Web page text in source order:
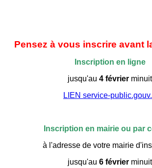
Pensez à vous inscrire avant
Inscription en ligne
jusqu'au 4 février minuit
LIEN service-
Inscription en mairie ou par
à l'adresse de votre mairie
jusqu'au 6 février minuit